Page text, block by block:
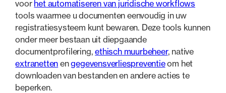
voor het automatiseren van juridische workflows
tools waarmee u documenten eenvoudig in uw
registratiesysteem kunt bewaren. Deze tools kunnen
onder meer bestaan uit diepgaande
documentprofilering,ethisch muurbeheer, native
extranetten engegevensverliespreventieom het
downloaden van bestanden en andere acties te
beperken.